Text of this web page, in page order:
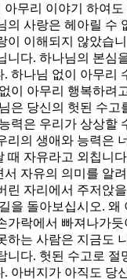
아무리 이야기 하여
의 사랑은 헤아릴 수
이 이해되지 않았습
니다. 하나님의 본심
. 하나님 없이 아무리
이 아무리 행복하려
은 당신의 헛된 수고
력은 우리가 상상할
리의 생애와 능력은
때 자유라고 외칩니
자유의 의미를 알
린 자리에서 주저앉
을 돌아보십시오. 왜
가락에서 빠져나가
하는 사람은 지금도
니다. 헛된 수고로 절
아버지가 아직도 당